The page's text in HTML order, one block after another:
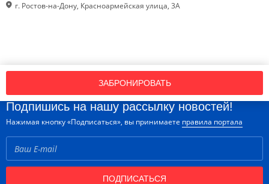
г. Ростов-на-Дону, Красноармейская улица, 3А
ЗАБРОНИРОВАТЬ
Подпишись на нашу рассылку новостей!
Нажимая кнопку «Подписаться», вы принимаете правила портала
ПОДПИСАТЬСЯ